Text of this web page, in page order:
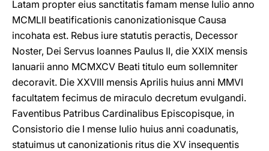
Latam propter eius sanctitatis famam mense Iulio anno
MCMLII beatificationis canonizationisque Causa
incohata est. Rebus iure statutis peractis, Decessor
Noster, Dei Servus Ioannes Paulus II, die XXIX mensis
Ianuarii anno MCMXCV Beati titulo eum sollemniter
decoravit. Die XXVIII mensis Aprilis huius anni MMVI
facultatem fecimus de miraculo decretum evulgandi.
Faventibus Patribus Cardinalibus Episcopisque, in
Consistorio die I mense Iulio huius anni coadunatis,
statuimus ut canonizationis ritus die XV insequentis